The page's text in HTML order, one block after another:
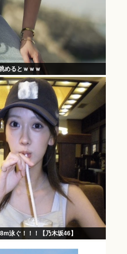
めるとｗｗｗ
泳ぐ！！！【乃木坂46】